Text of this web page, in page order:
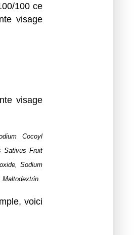
100 ce
visage
visage
Cocoyl
Sativus Fruit
Sodium
voici